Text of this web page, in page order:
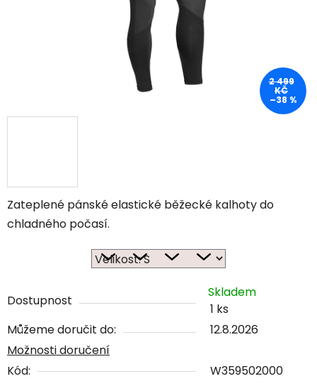
Zateplené pánské elastické běžecké kalhoty do
chladného počasí.
Dostupnost
Skladem
1 ks
Můžeme doručit do:
12.8.2026
Možnosti doručení
Kód:
W359502000
2 499
KČ
–38 %